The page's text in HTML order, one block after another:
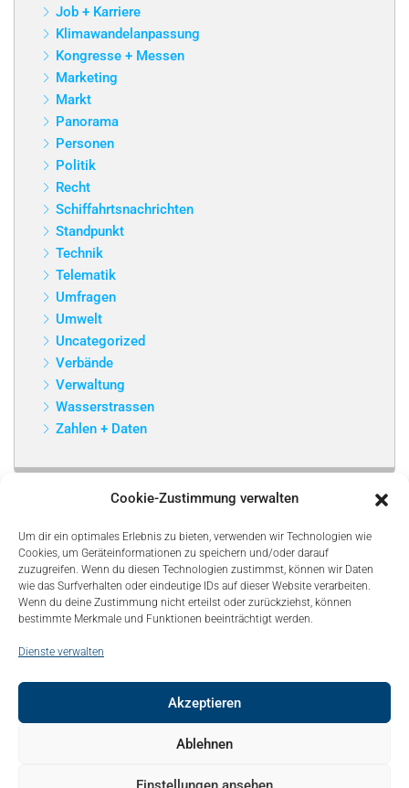
Cookie-Zustimmung verwalten
Um dir ein optimales Erlebnis zu bieten, verwenden wir Technologien wie
Cookies, um Geräteinformationen zu speichern und/oder darauf
zuzugreifen. Wenn du diesen Technologien zustimmst, können wir Daten
wie das Surfverhalten oder eindeutige IDs auf dieser Website verarbeiten.
Wenn du deine Zustimmung nicht erteilst oder zurückziehst, können
bestimmte Merkmale und Funktionen beeinträchtigt werden.
Dienste verwalten
Akzeptieren
Ablehnen
Job + Karriere
Klimawandelanpassung
Kongresse + Messen
Marketing
Markt
Panorama
Personen
Politik
Recht
Schiffahrtsnachrichten
Standpunkt
Technik
Telematik
Umfragen
Umwelt
Uncategorized
Verbände
Verwaltung
Wasserstrassen
Zahlen + Daten